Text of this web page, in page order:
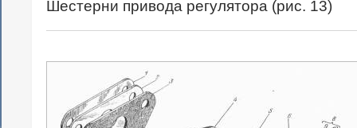
Шестерни привода регулятора (рис. 13)